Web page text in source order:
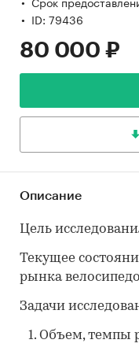
ID: 79436
80 000 ₽
Описание
Цель
Текущее
рынка
Задачи
Объем, темпы